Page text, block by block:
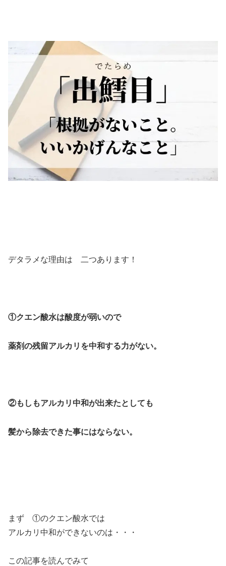
デタラメな理由は 二つあります！
①クエン酸水は酸度が弱いので
薬剤の残留アルカリを中和する力がない。
②もしもアルカリ中和が出来たとしても
髪から除去できた事にはならない。
まず ①のクエン酸水では
アルカリ中和ができないのは・・・
この記事を読んでみて